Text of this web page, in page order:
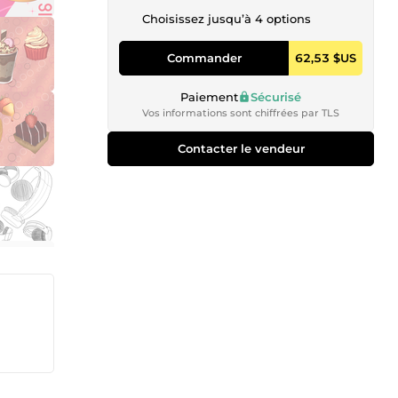
Choisissez jusqu’à 4 options
Commander 62,53 $US
Paiement Sécurisé
Vos informations sont chiffrées par TLS
Contacter le vendeur